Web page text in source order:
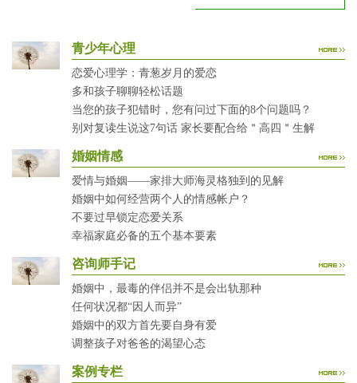
青少年心理
恋爱心理学：青葱岁月的爱恋
多和孩子聊聊轻松话题
当您的孩子犯错时，您有问过下面的8个问题吗？
别对复读生说这7句话 家长要配合给＂高四＂生解
婚姻情感
爱情与婚姻——家排大师海灵格独到的见解
婚姻中如何经营两个人的情感帐户？
不要过早锁定恋爱关系
幸福家庭必备的五个基本要素
咨询师手记
婚姻中，最毒的伴侣并不是会出轨那种
任何状况都“因人而异”
婚姻中的双方首先要自身有爱
调整孩子对爸爸的渴望心态
案例专栏